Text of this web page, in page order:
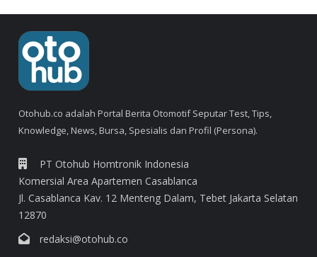
Otohub.co adalah Portal Berita Otomotif Seputar Test, Tips,
Knowledge, News, Bursa, Spesialis dan Profil (Persona).
PT Otohub Homtronik Indonesia
Komersial Area Apartemen Casablanca
Jl. Casablanca Kav. 12 Menteng Dalam, Tebet Jakarta Selatan
12870
redaksi@otohub.co